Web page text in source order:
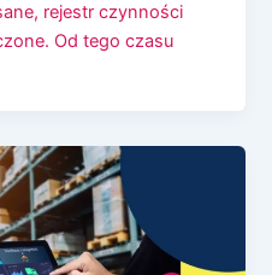
rejestr czynności
Od tego czasu